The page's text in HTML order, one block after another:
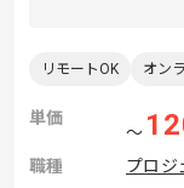
リモートOK オン
単価
〜
職種
プロジ